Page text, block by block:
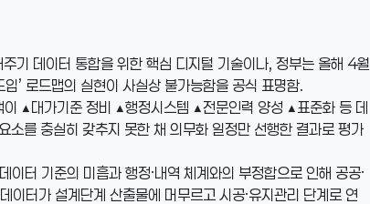
기 데이터 통합을 위한 핵심 디지털 기술이나, 정부는 올해 4월
’ 로드맵의 실현이 사실상 불가능함을 공식 표명함.
▲대가기준 정비 ▲행정시스템 ▲전문인력 양성 ▲표준화 등 데
소를 충실히 갖추지 못한 채 의무화 일정만 선행한 결과로 평가
이터 기준의 미흡과 행정·내역 체계와의 부정합으로 인해 공공·
이터가 설계단계 산출물에 머무르고 시공·유지관리 단계로 연